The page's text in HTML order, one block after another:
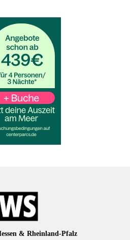
& Rheinland-Pfalz